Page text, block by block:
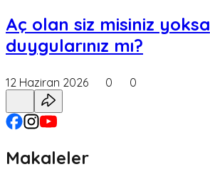
Aç olan siz misiniz yoksa
duygularınız mı?
12 Haziran 2026 0 0
Makaleler